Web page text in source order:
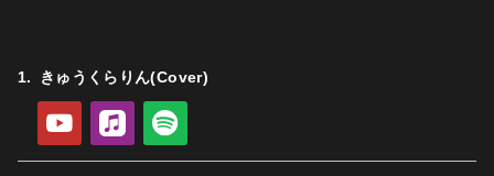
きゅうくらりん(Cover)
YouTube Apple Music